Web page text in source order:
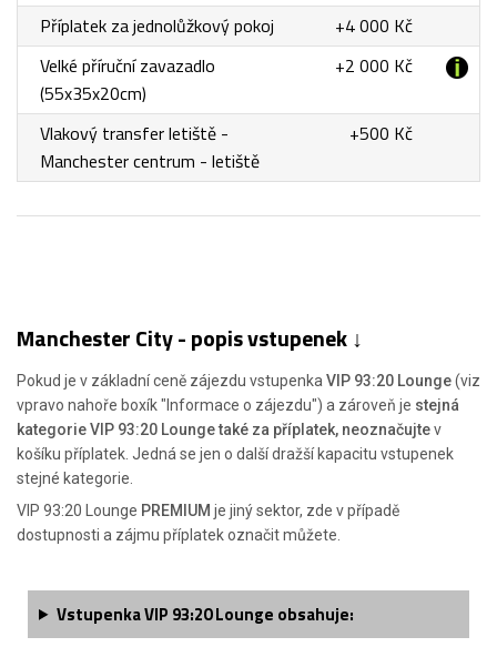
Příplatek za jednolůžkový pokoj
+4 000 Kč
Velké příruční zavazadlo
(55x35x20cm)
+2 000 Kč
Vlakový transfer letiště -
Manchester centrum - letiště
+500 Kč
Manchester City - popis vstupenek ↓
Pokud je v základní ceně zájezdu vstupenka VIP 93:20 Lounge(viz
vpravo nahoře boxík "Informace o zájezdu") a zároveň je stejná
kategorie VIP 93:20 Lounge také za příplatek, neoznačujtev
košíku příplatek. Jedná se jen o další dražší kapacitu vstupenek
stejné kategorie.
VIP 93:20 Lounge PREMIUM je jiný sektor, zde v případě
dostupnosti a zájmu příplatek označit můžete.
Vstupenka VIP 93:20 Lounge obsahuje: